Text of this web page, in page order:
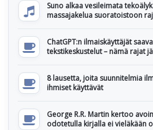
Suno alkaa vesileimata
massajakelua suoratoistoon
ChatGPT:n ilmaiskäyttäjät
tekstikeskustelut – nämä rajat
8 lausetta, joita suunnitelmia
ihmiset käyttävät
George R.R. Martin kertoo
odotetulla kirjalla ei vieläkään